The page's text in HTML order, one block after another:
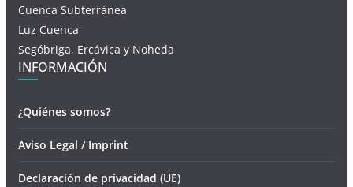
Cuenca Subterránea
Luz Cuenca
Segóbriga, Ercávica y Noheda
INFORMACIÓN
¿Quiénes somos?
Aviso Legal / Imprint
Declaración de privacidad (UE)